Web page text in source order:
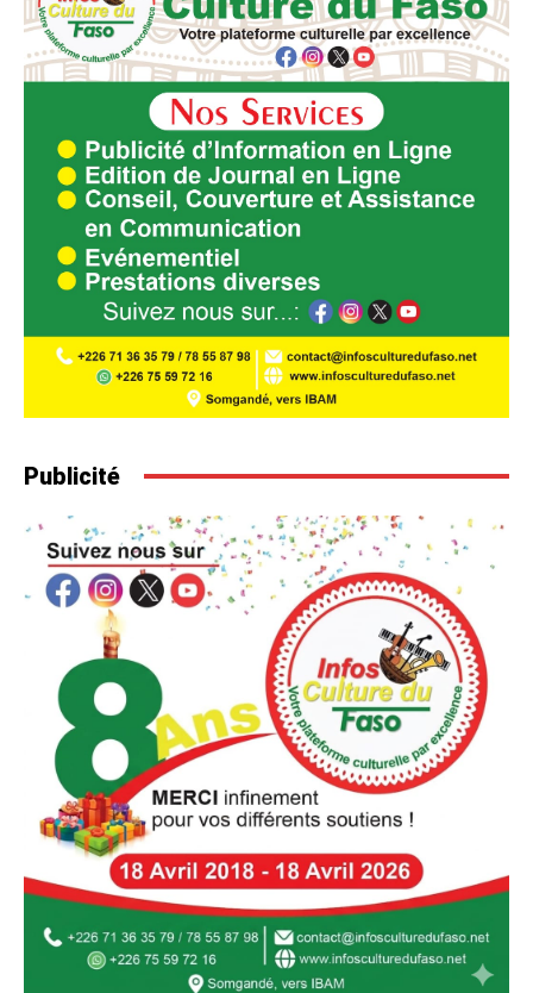
Publicité